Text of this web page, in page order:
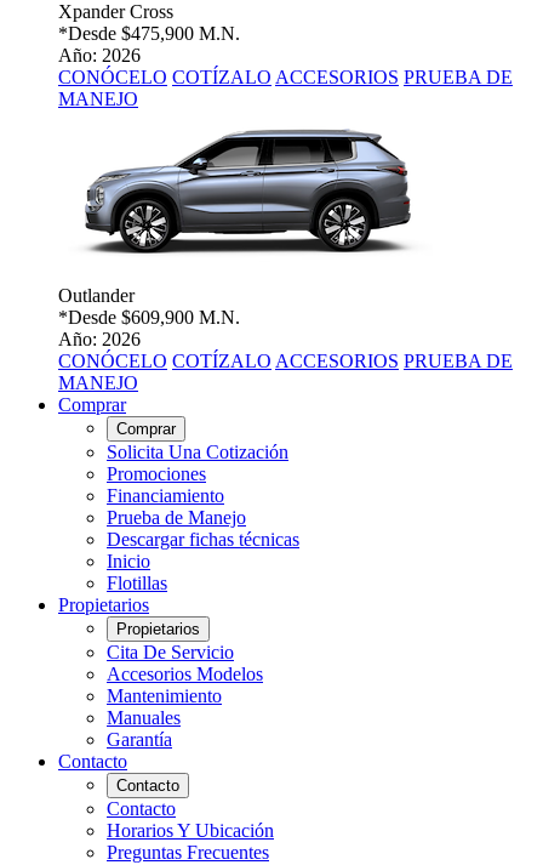
Xpander Cross
*Desde $475,900 M.N.
Año: 2026
CONÓCELO COTÍZALO ACCESORIOS PRUEBA DE
MANEJO
Outlander
*Desde $609,900 M.N.
Año: 2026
CONÓCELO COTÍZALO ACCESORIOS PRUEBA DE
MANEJO
Comprar
Comprar
Solicita Una Cotización
Promociones
Financiamiento
Prueba de Manejo
Descargar fichas técnicas
Inicio
Flotillas
Propietarios
Propietarios
Cita De Servicio
Accesorios Modelos
Mantenimiento
Manuales
Garantía
Contacto
Contacto
Contacto
Horarios Y Ubicación
Preguntas Frecuentes